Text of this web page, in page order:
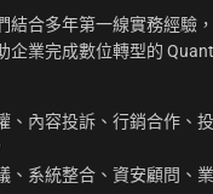
結合多年第一線實務經驗
企業完成數位轉型的
、內容投訴、行銷合作、投
、系統整合、資安顧問、業